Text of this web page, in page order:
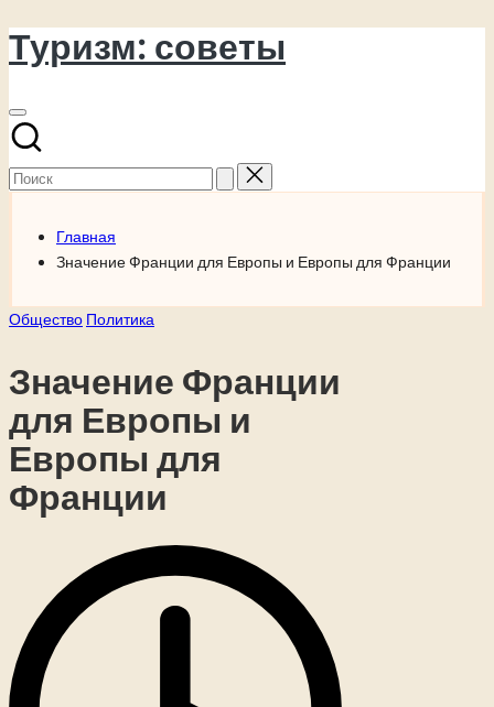
Перейти
к
Туризм: советы
Поиск
для:
Главная
Значение Франции для Европы и Европы для Франции
Опубликовано
Общество Политика
Значение Франции
для Европы и
Европы для
Франции